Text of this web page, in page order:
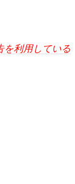
を利用している